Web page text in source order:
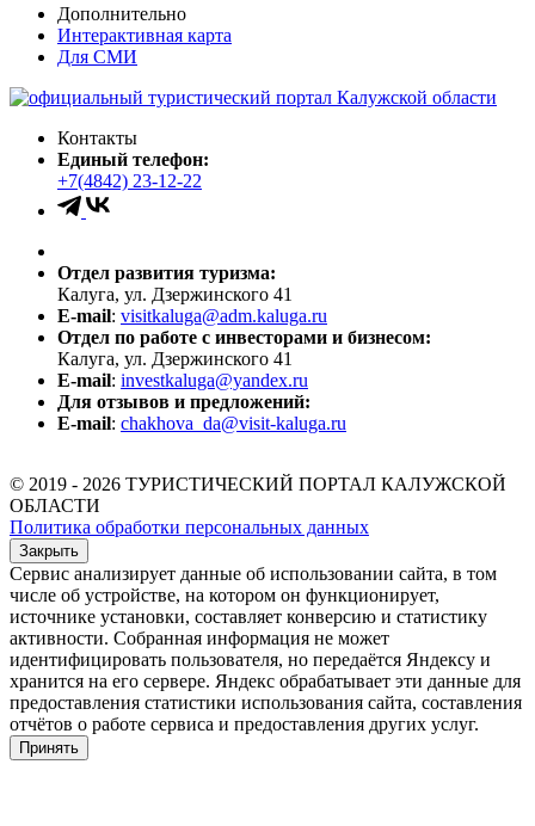
Дополнительно
Интерактивная карта
Для СМИ
Контакты
Единый телефон:
+7(4842) 23-12-22
Отдел развития туризма:
Калуга, ул. Дзержинского 41
E-mail: visitkaluga@adm.kaluga.ru
Отдел по работе с инвесторами и бизнесом:
Калуга, ул. Дзержинского 41
E-mail: investkaluga@yandex.ru
Для отзывов и предложений:
E-mail: chakhova_da@visit-kaluga.ru
© 2019 - 2026 ТУРИСТИЧЕСКИЙ ПОРТАЛ КАЛУЖСКОЙ
ОБЛАСТИ
Политика обработки персональных данных
Закрыть
Сервис анализирует данные об использовании сайта, в том
числе об устройстве, на котором он функционирует,
источнике установки, составляет конверсию и статистику
активности. Собранная информация не может
идентифицировать пользователя, но передаётся Яндексу и
хранится на его сервере. Яндекс обрабатывает эти данные для
предоставления статистики использования сайта, составления
отчётов о работе сервиса и предоставления других услуг.
Принять